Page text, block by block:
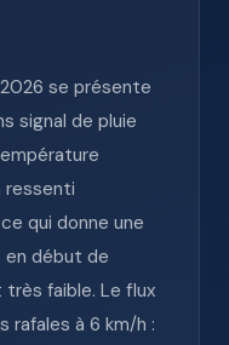
se présente
signal de pluie
ressenti
qui donne une
en début de
faible. Le flux
rafales à 6 km/h :